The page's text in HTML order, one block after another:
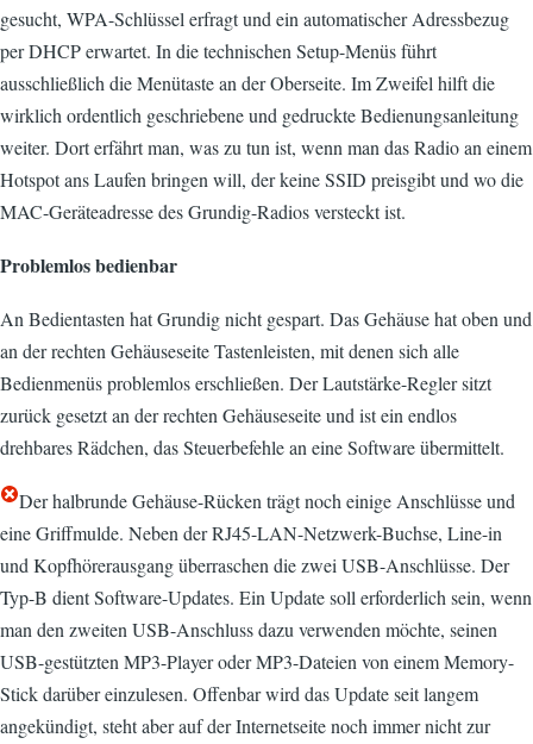
gesucht, WPA-Schlüssel erfragt und ein automatischer Adressbezug
per DHCP erwartet. In die technischen Setup-Menüs führt
ausschließlich die Menütaste an der Oberseite. Im Zweifel hilft die
wirklich ordentlich geschriebene und gedruckte Bedienungsanleitung
weiter. Dort erfährt man, was zu tun ist, wenn man das Radio an einem
Hotspot ans Laufen bringen will, der keine SSID preisgibt und wo die
MAC-Geräteadresse des Grundig-Radios versteckt ist.
Problemlos bedienbar
An Bedientasten hat Grundig nicht gespart. Das Gehäuse hat oben und
an der rechten Gehäuseseite Tastenleisten, mit denen sich alle
Bedienmenüs problemlos erschließen. Der Lautstärke-Regler sitzt
zurück gesetzt an der rechten Gehäuseseite und ist ein endlos
drehbares Rädchen, das Steuerbefehle an eine Software übermittelt.
Der halbrunde Gehäuse-Rücken trägt noch einige Anschlüsse und
eine Griffmulde. Neben der RJ45-LAN-Netzwerk-Buchse, Line-in
und Kopfhörerausgang überraschen die zwei USB-Anschlüsse. Der
Typ-B dient Software-Updates. Ein Update soll erforderlich sein, wenn
man den zweiten USB-Anschluss dazu verwenden möchte, seinen
USB-gestützten MP3-Player oder MP3-Dateien von einem Memory-
Stick darüber einzulesen. Offenbar wird das Update seit langem
angekündigt, steht aber auf der Internetseite noch immer nicht zur